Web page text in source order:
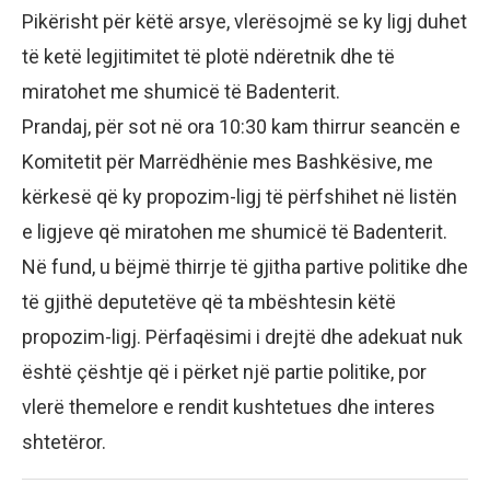
Pikërisht për këtë arsye, vlerësojmë se ky ligj duhet
të ketë legjitimitet të plotë ndëretnik dhe të
miratohet me shumicë të Badenterit.
Prandaj, për sot në ora 10:30 kam thirrur seancën e
Komitetit për Marrëdhënie mes Bashkësive, me
kërkesë që ky propozim-ligj të përfshihet në listën
e ligjeve që miratohen me shumicë të Badenterit.
Në fund, u bëjmë thirrje të gjitha partive politike dhe
të gjithë deputetëve që ta mbështesin këtë
propozim-ligj. Përfaqësimi i drejtë dhe adekuat nuk
është çështje që i përket një partie politike, por
vlerë themelore e rendit kushtetues dhe interes
shtetëror.